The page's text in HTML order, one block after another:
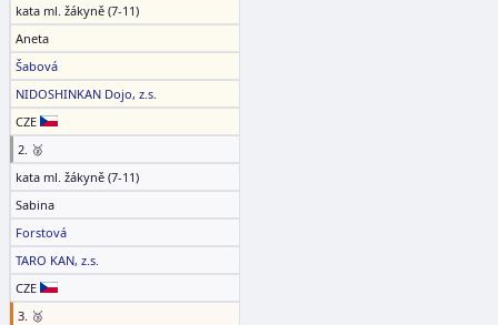
kata ml. žákyně (7-11)
Aneta
Šabová
NIDOSHINKAN Dojo, z.s.
CZE
2. 🥈
kata ml. žákyně (7-11)
Sabina
Forstová
TARO KAN, z.s.
CZE
3. 🥉